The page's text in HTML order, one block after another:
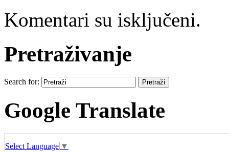
Komentari su isključeni.
Pretraživanje
Search for:
Google Translate
Select Language ▼